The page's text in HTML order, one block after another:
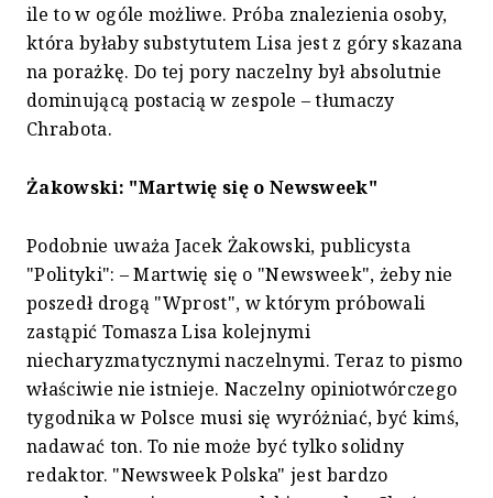
ile to w ogóle możliwe. Próba znalezienia osoby,
która byłaby substytutem Lisa jest z góry skazana
na porażkę. Do tej pory naczelny był absolutnie
dominującą postacią w zespole – tłumaczy
Chrabota.
Żakowski: "Martwię się o Newsweek"
Podobnie uważa Jacek Żakowski, publicysta
"Polityki": – Martwię się o "Newsweek", żeby nie
poszedł drogą "Wprost", w którym próbowali
zastąpić Tomasza Lisa kolejnymi
niecharyzmatycznymi naczelnymi. Teraz to pismo
właściwie nie istnieje. Naczelny opiniotwórczego
tygodnika w Polsce musi się wyróżniać, być kimś,
nadawać ton. To nie może być tylko solidny
redaktor. "Newsweek Polska" jest bardzo